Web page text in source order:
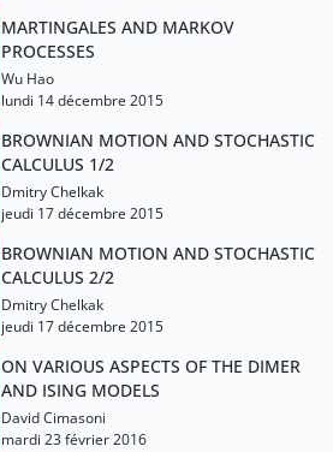
MARTINGALES AND MARKOV
PROCESSES
Wu Hao
lundi 14 décembre 2015
BROWNIAN MOTION AND STOCHASTIC
CALCULUS 1/2
Dmitry Chelkak
jeudi 17 décembre 2015
BROWNIAN MOTION AND STOCHASTIC
CALCULUS 2/2
Dmitry Chelkak
jeudi 17 décembre 2015
ON VARIOUS ASPECTS OF THE DIMER
AND ISING MODELS
David Cimasoni
mardi 23 février 2016